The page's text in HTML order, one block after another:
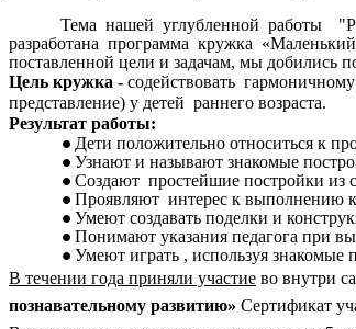
Тема нашей углубленной работы
разработана программа кружка
поставленной цели и задачам, мы добились
Цель кружка - содействовать
представление) у детей раннего возраста.
Результат работы:
Дети положительно относиться к
Узнают и называют знакомые
Создают простейшие постройки из
Проявляют интерес к выполнению
Умеют создавать поделки и
Понимают указания педагога при
Умеют играть , используя знакомые
В течении года приняли участие во внутри
познавательному развитию» Сертификат